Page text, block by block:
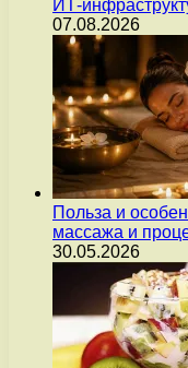
ИТ-
07.08.2026
Польза и
массажа и
30.05.2026